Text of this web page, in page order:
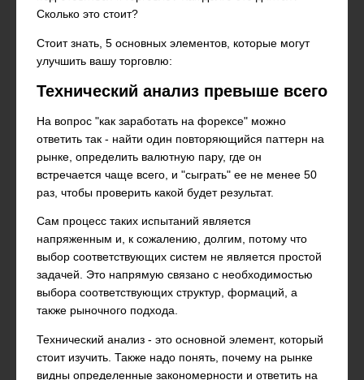
Сколько это стоит?
Стоит знать, 5 основных элементов, которые могут
улучшить вашу торговлю:
Технический анализ превыше всего
На вопрос "как заработать на форексе" можно
ответить так - найти один повторяющийся паттерн на
рынке, определить валютную пару, где он
встречается чаще всего, и "сыграть" ее не менее 50
раз, чтобы проверить какой будет результат.
Сам процесс таких испытаний является
напряженным и, к сожалению, долгим, потому что
выбор соответствующих систем не является простой
задачей. Это напрямую связано с необходимостью
выбора соответствующих структур, формаций, а
также рыночного подхода.
Технический анализ - это основной элемент, который
стоит изучить. Также надо понять, почему на рынке
видны определенные закономерности и ответить на